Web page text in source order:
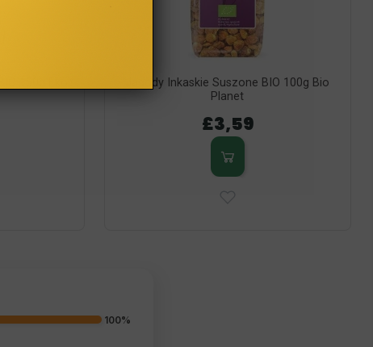
Jagody Inkaskie Suszone BIO 100g Bio
Planet
£3,59
100%